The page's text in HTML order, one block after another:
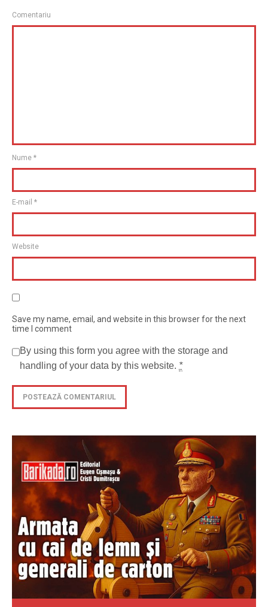
Comentariu
Nume *
E-mail *
Website
Save my name, email, and website in this browser for the next
time I comment
By using this form you agree with the storage and
handling of your data by this website. *